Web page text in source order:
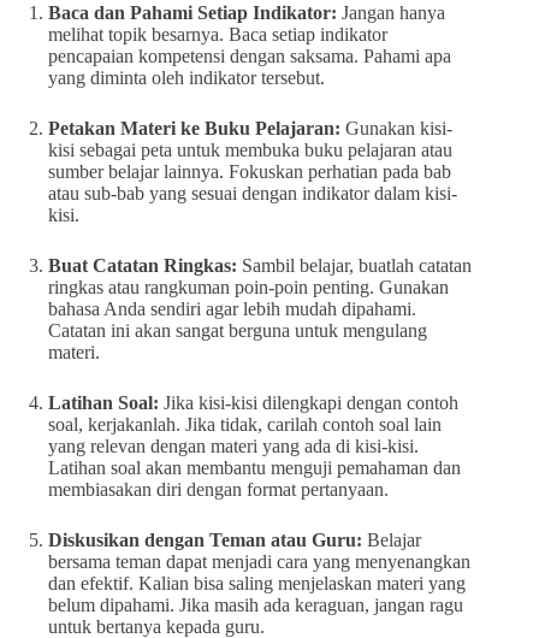
Baca dan Pahami Setiap Indikator: Jangan hanya
melihat topik besarnya. Baca setiap indikator
pencapaian kompetensi dengan saksama. Pahami apa
yang diminta oleh indikator tersebut.
Petakan Materi ke Buku Pelajaran: Gunakan kisi-
kisi sebagai peta untuk membuka buku pelajaran atau
sumber belajar lainnya. Fokuskan perhatian pada bab
atau sub-bab yang sesuai dengan indikator dalam kisi-
kisi.
Buat Catatan Ringkas: Sambil belajar, buatlah catatan
ringkas atau rangkuman poin-poin penting. Gunakan
bahasa Anda sendiri agar lebih mudah dipahami.
Catatan ini akan sangat berguna untuk mengulang
materi.
Latihan Soal: Jika kisi-kisi dilengkapi dengan contoh
soal, kerjakanlah. Jika tidak, carilah contoh soal lain
yang relevan dengan materi yang ada di kisi-kisi.
Latihan soal akan membantu menguji pemahaman dan
membiasakan diri dengan format pertanyaan.
Diskusikan dengan Teman atau Guru: Belajar
bersama teman dapat menjadi cara yang menyenangkan
dan efektif. Kalian bisa saling menjelaskan materi yang
belum dipahami. Jika masih ada keraguan, jangan ragu
untuk bertanya kepada guru.